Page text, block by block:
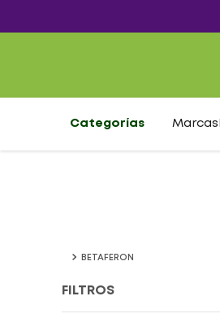
Categorías Marcas
BETAFERON
FILTROS